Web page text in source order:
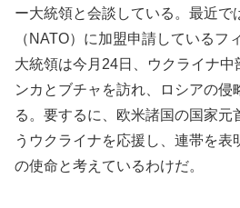
ー大統領と会談している。最近で
（NATO）に加盟申請しているフ
大統領は今月24日、ウクライナ中
ンカとブチャを訪れ、ロシアの侵
る。要するに、欧米諸国の国家元
うウクライナを応援し、連帯を表
の使命と考えているわけだ。